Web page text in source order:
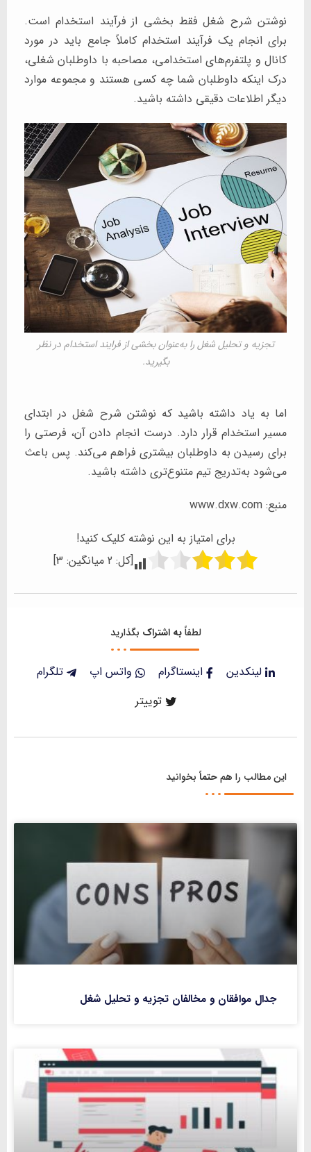
نوشتن شرح شغل فقط بخشی از فرآیند استخدام است.
برای انجام یک فرآیند استخدام کاملاً جامع باید در مورد
کانال و پلتفرم‌های استخدامی، مصاحبه با داوطلبان شغلی،
درک اینکه داوطلبان شما چه کسی هستند و مجموعه موارد
دیگر اطلاعات دقیقی داشته باشید.
تجزیه و تحلیل شغل را به‌عنوان بخشی از فرایند استخدام در نظر
بگیرید.
اما به یاد داشته باشید که نوشتن شرح شغل در ابتدای
مسیر استخدام قرار دارد. درست انجام دادن آن، فرصتی را
برای رسیدن به داوطلبان بیشتری فراهم می‌کند. پس باعث
می‌شود به‌تدریج تیم متنوع‌تری داشته باشید.
منبع: www.dxw.com
برای امتیاز به این نوشته کلیک کنید!
[کل: 2 میانگین: 3
]
لطفاًبه اشتراک بگذارید
لینکدین اینستاگرام واتس اپ
تلگرام
توییتر
این مطالب را همحتماً بخوانید
جدال موافقان و مخالفان تجزیه و تحلیل شغل